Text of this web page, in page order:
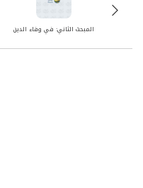
المبحث الثاني: في وفاء الدين